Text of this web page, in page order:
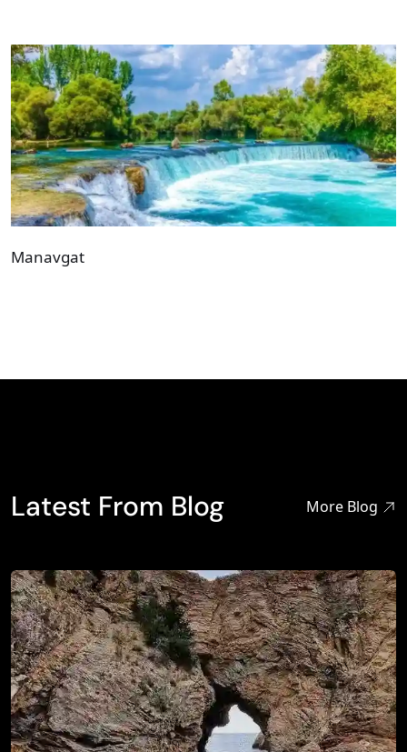
Manavgat
Latest From Blog More Blog